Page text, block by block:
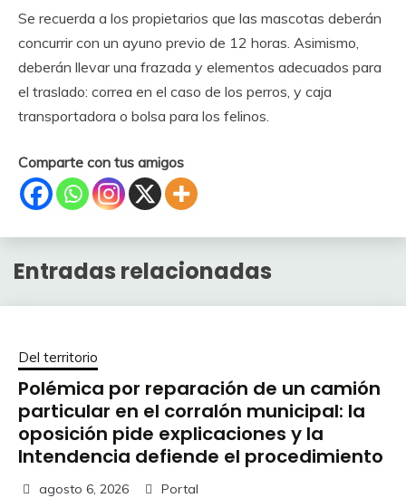
Se recuerda a los propietarios que las mascotas deberán
concurrir con un ayuno previo de 12 horas. Asimismo,
deberán llevar una frazada y elementos adecuados para
el traslado: correa en el caso de los perros, y caja
transportadora o bolsa para los felinos.
Comparte con tus amigos
Entradas relacionadas
Del territorio
Polémica por reparación de un camión
particular en el corralón municipal: la
oposición pide explicaciones y la
Intendencia defiende el procedimiento
agosto 6, 2026 Portal